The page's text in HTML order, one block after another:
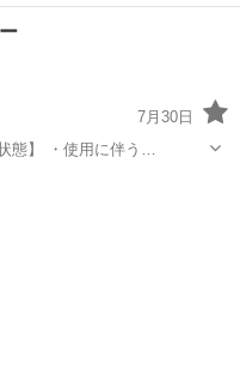
楽器、笛、ハーモニカ
7月30日
状態】 ・使用に伴う…